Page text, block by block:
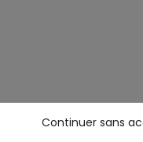
Continuer sans